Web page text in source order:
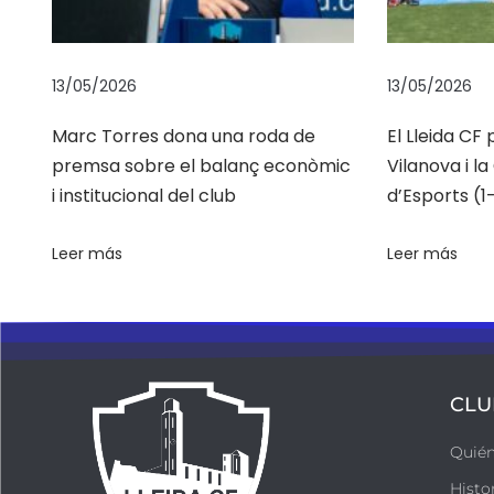
a
s
e
c
a
b
o
s
13/05/2026
Marc Torres dona una roda de
premsa sobre el balanç econòmic
i institucional del club
Leer más
13/05/2026
El Lleida
Vilanova i
d’Esports
Leer más